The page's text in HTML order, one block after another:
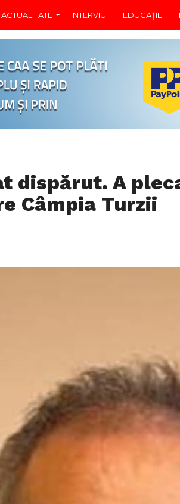
ACTUALITATE INTERVIU EDUCAŢIE
dispărut. A
Câmpia Turzii